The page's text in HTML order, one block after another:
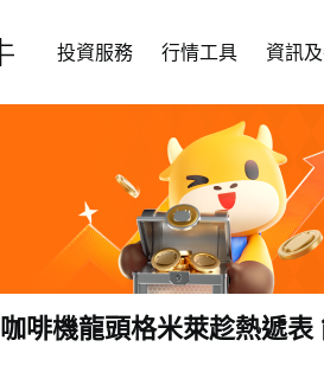
投資服務 行情工具 資訊
咖啡機龍頭格米萊趁熱遞表